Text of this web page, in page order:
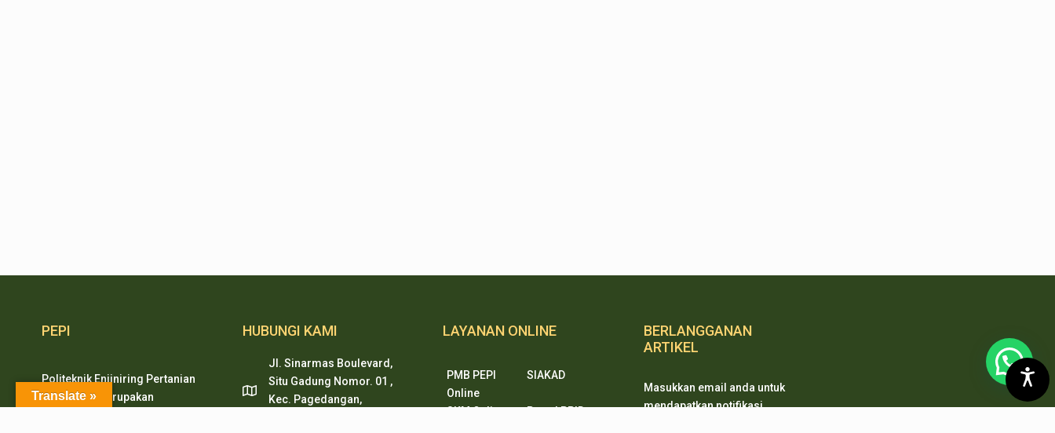
PEPI
Politeknik Enjiniring Pertanian
Indonesia merupakan
HUBUNGI KAMI
Jl. Sinarmas Boulevard,
Situ Gadung Nomor. 01 ,
Kec. Pagedangan,
LAYANAN ONLINE
PMB PEPI
Online
SIAKAD
SKM Online
Portal PPID
BERLANGGANAN
ARTIKEL
Masukkan email anda untuk
mendapatkan notifikasi
Translate »